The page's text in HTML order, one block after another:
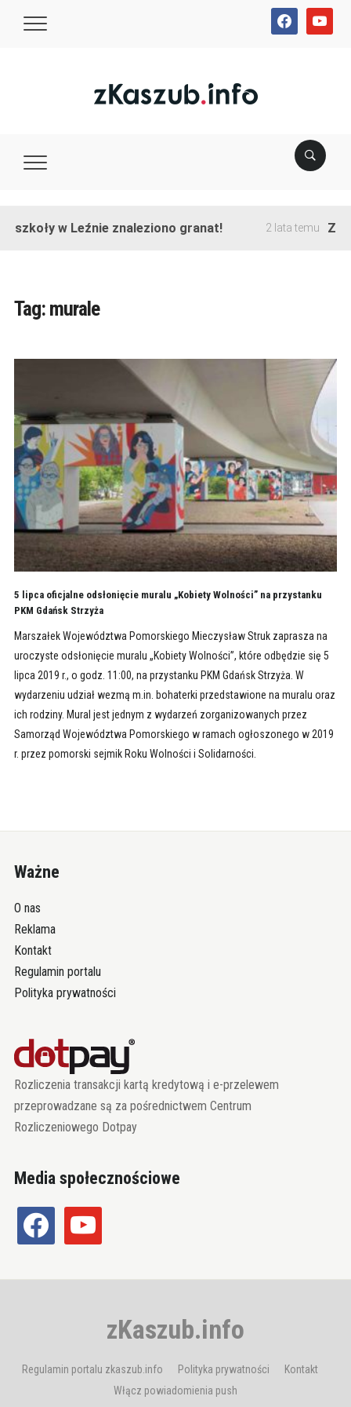
facebookyoutube
szkoły w Leźnie znaleziono granat! 2 lata temu
Tag: murale
5 lipca oficjalne odsłonięcie muralu „Kobiety Wolności” na przystanku
PKM Gdańsk Strzyża
Marszałek Województwa Pomorskiego Mieczysław Struk zaprasza na
uroczyste odsłonięcie muralu „Kobiety Wolności”, które odbędzie się 5
lipca 2019 r., o godz. 11:00, na przystanku PKM Gdańsk Strzyża. W
wydarzeniu udział wezmą m.in. bohaterki przedstawione na muralu oraz
ich rodziny. Mural jest jednym z wydarzeń zorganizowanych przez
Samorząd Województwa Pomorskiego w ramach ogłoszonego w 2019
r. przez pomorski sejmik Roku Wolności i Solidarności.
Ważne
O nas
Reklama
Kontakt
Regulamin portalu
Polityka prywatności
Rozliczenia transakcji kartą kredytową i e-przelewem
przeprowadzane są za pośrednictwem Centrum
Rozliczeniowego Dotpay
Media społecznościowe
facebook youtube
zKaszub.info
Regulamin portalu zkaszub.info Polityka prywatności
Kontakt
Włącz powiadomienia push